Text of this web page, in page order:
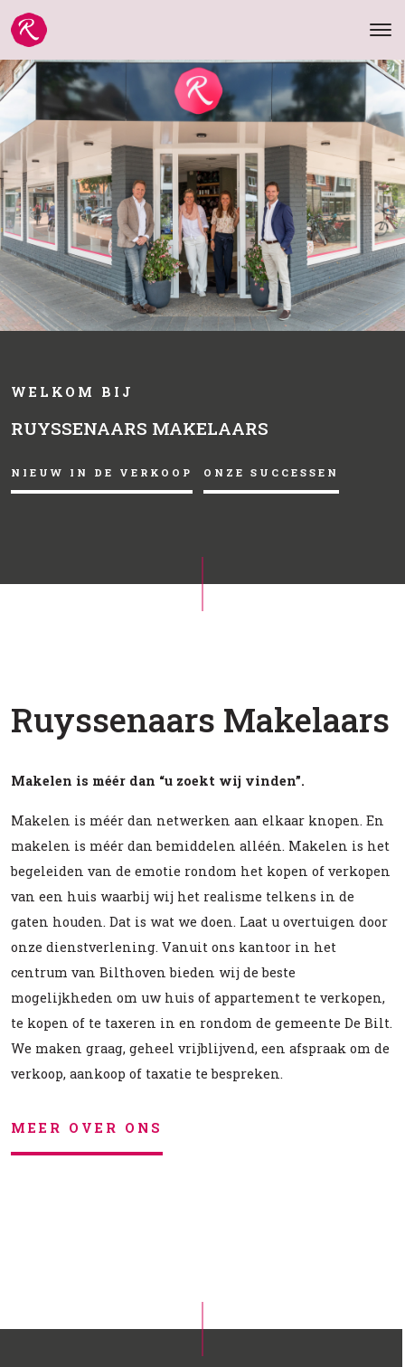
WELKOM BIJ
RUYSSENAARS MAKELAARS
NIEUW IN DE VERKOOP ONZE SUCCESSEN
Ruyssenaars Makelaars
Makelen is méér dan “u zoekt wij vinden”.
Makelen is méér dan netwerken aan elkaar knopen. En
makelen is méér dan bemiddelen alléén. Makelen is het
begeleiden van de emotie rondom het kopen of verkopen
van een huis waarbij wij het realisme telkens in de
gaten houden. Dat is wat we doen. Laat u overtuigen door
onze dienstverlening. Vanuit ons kantoor in het
centrum van Bilthoven bieden wij de beste
mogelijkheden om uw huis of appartement te verkopen,
te kopen of te taxeren in en rondom de gemeente De Bilt.
We maken graag, geheel vrijblijvend, een afspraak om de
verkoop, aankoop of taxatie te bespreken.
MEER OVER ONS